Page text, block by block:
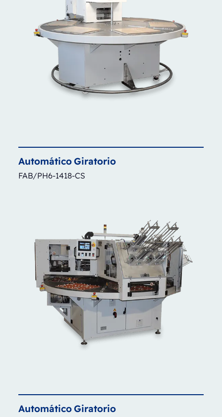
AutomáticoGiratorio
FAB/PH6-1418-CS
AutomáticoGiratorio